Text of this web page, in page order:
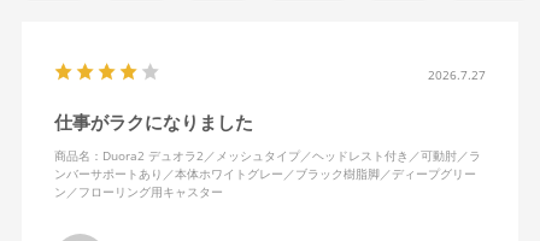
2026.7.27
仕事がラクになりました
商品名：Duora2 デュオラ2／メッシュタイプ／ヘッドレスト付き／可動肘／ラ
ンバーサポートあり／本体ホワイトグレー／ブラック樹脂脚／ディープグリー
ン／フローリング用キャスター